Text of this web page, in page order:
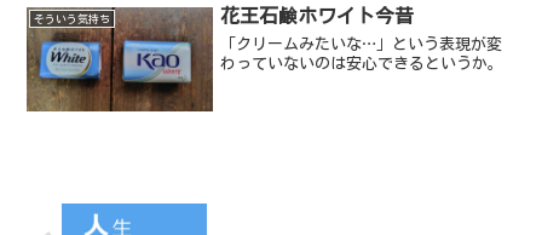
そういう気持ち 花王石鹸ホワイト今昔
「クリームみたいな…」という表現が変
わっていないのは安心できるというか。